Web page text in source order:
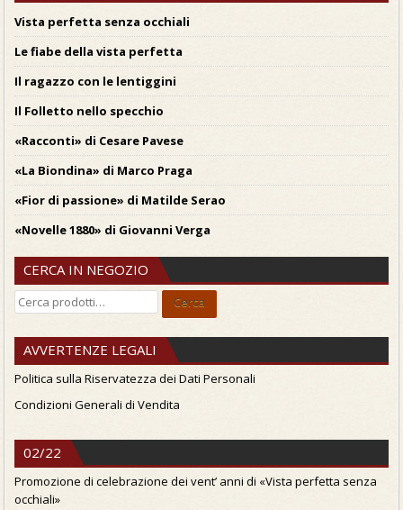
Vista perfetta senza occhiali
Le fiabe della vista perfetta
Il ragazzo con le lentiggini
Il Folletto nello specchio
«Racconti» di Cesare Pavese
«La Biondina» di Marco Praga
«Fior di passione» di Matilde Serao
«Novelle 1880» di Giovanni Verga
CERCA IN NEGOZIO
Cerca: Cerca
AVVERTENZE LEGALI
Politica sulla Riservatezza dei Dati Personali
Condizioni Generali di Vendita
02/22
Promozione di celebrazione dei vent’ anni di «Vista perfetta senza
occhiali»